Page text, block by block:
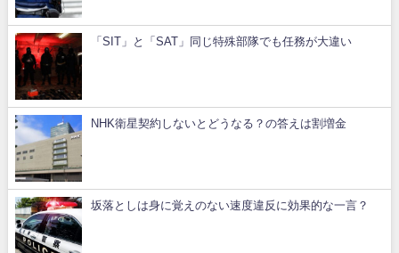
「SIT」と「SAT」同じ特殊部隊でも任務が大違い
NHK衛星契約しないとどうなる？の答えは割増金
坂落としは身に覚えのない速度違反に効果的な一言？